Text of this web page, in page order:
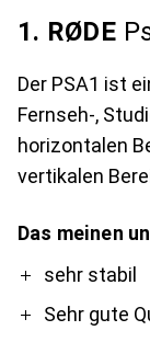
1. RØDE
Der PSA1 ist
Fernseh-,
horizontalen
vertikalen
Das meinen
Prosehr stabil
Sehr gute
Contra